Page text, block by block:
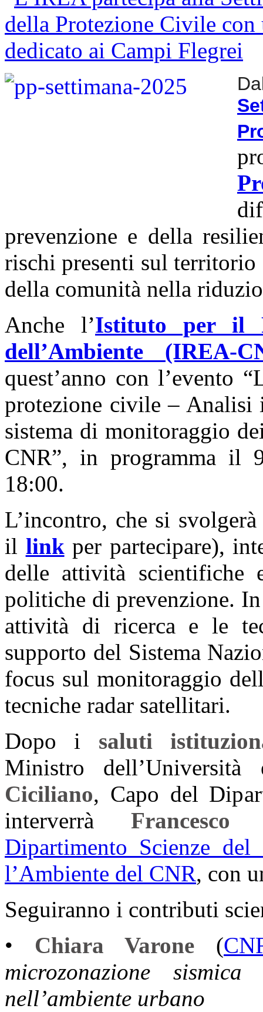
prevenzione e della
rischi presenti sul
della comunità nella
Anche l’Istituto per il
dell’Ambiente (IREA-
quest’anno con l’evento
protezione civile – Analisi
sistema di monitoraggio
CNR”, in programma il
18:00.
L’incontro, che si
il linkper partecipare),
delle attività scientifiche
politiche di prevenzione.
attività di ricerca e le
supporto del Sistema
focus sul monitoraggio
tecniche radar satellitari.
Dopo i saluti
Ministro
Ciciliano, Capo del
interverràFrancesco
Dipartimento Scienze
l’Ambiente del CNR, con
Seguiranno i contributi
• Chiara Varone (
microzonazione
nell’ambiente urbano